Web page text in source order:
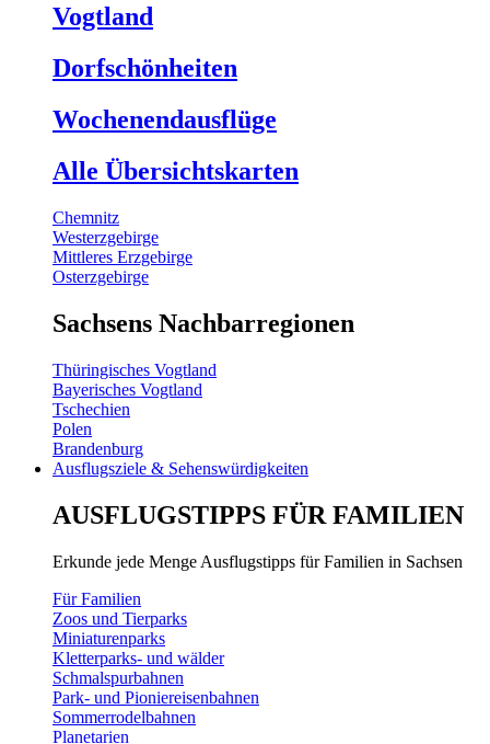
Vogtland
Dorfschönheiten
Wochenendausflüge
Alle Übersichtskarten
Chemnitz
Westerzgebirge
Mittleres Erzgebirge
Osterzgebirge
Sachsens Nachbarregionen
Thüringisches Vogtland
Bayerisches Vogtland
Tschechien
Polen
Brandenburg
Ausflugsziele & Sehenswürdigkeiten
AUSFLUGSTIPPS FÜR FAMILIEN
Erkunde jede Menge Ausflugstipps für Familien in Sachsen
Für Familien
Zoos und Tierparks
Miniaturenparks
Kletterparks- und wälder
Schmalspurbahnen
Park- und Pioniereisenbahnen
Sommerrodelbahnen
Planetarien